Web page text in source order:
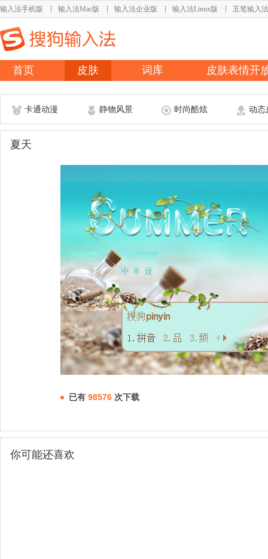
输入法手机版 输入法Mac版 输入法企业版 输入法Linux版 五笔输入法
首页 皮肤 词库 皮肤表情开
卡通动漫 静物风景 时尚酷炫 动态
夏天
已有 98576 次下载
你可能还喜欢